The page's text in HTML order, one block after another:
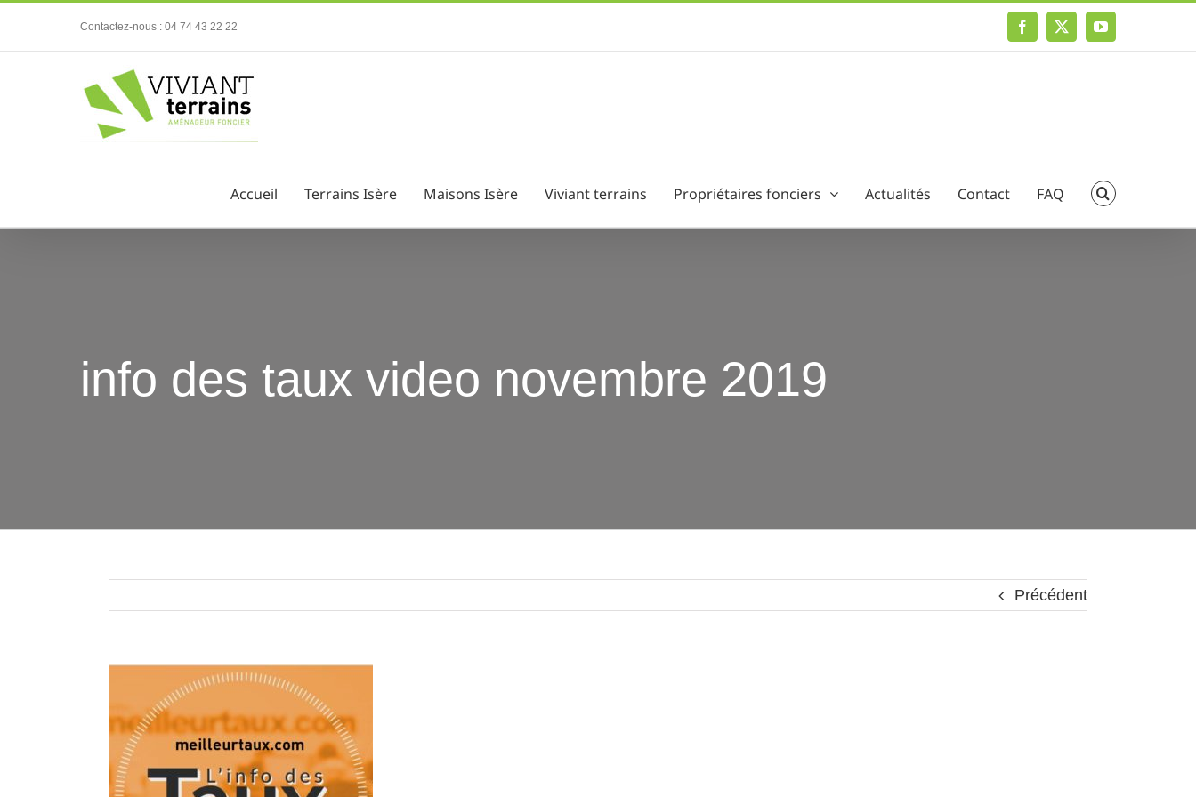
Contactez-nous : 04 74 43 22 22 Facebook
X YouTube
Accueil Terrains Isère Maisons Isère Viviant terrains Propriétaires fonciers Actualités Contact FAQ
info des taux video novembre 2019
Précédent